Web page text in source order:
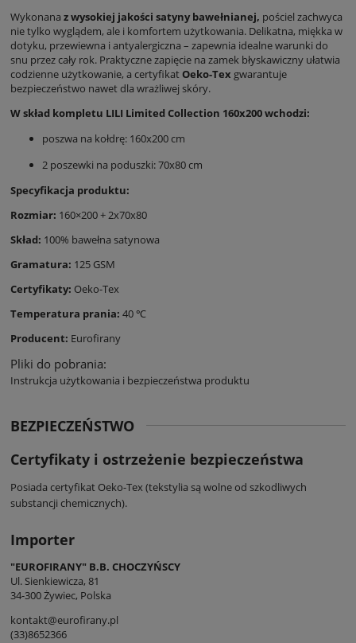
Wykonana z wysokiej jakości satyny bawełnianej, pościel zachwyca
nie tylko wyglądem, ale i komfortem użytkowania. Delikatna, miękka w
dotyku, przewiewna i antyalergiczna – zapewnia idealne warunki do
snu przez cały rok. Praktyczne zapięcie na zamek błyskawiczny ułatwia
codzienne użytkowanie, a certyfikatOeko-Tex gwarantuje
bezpieczeństwo nawet dla wrażliwej skóry.
W skład kompletu LILI Limited Collection 160x200 wchodzi:
poszwa na kołdrę: 160x200 cm
2 poszewki na poduszki: 70x80 cm
Specyfikacja produktu:
Rozmiar: 160×200 + 2x70x80
Skład: 100% bawełna satynowa
Gramatura: 125 GSM
Certyfikaty: Oeko-Tex
Temperatura prania: 40 ℃
Producent: Eurofirany
Pliki do pobrania:
Instrukcja użytkowania i bezpieczeństwa produktu
BEZPIECZEŃSTWO
Certyfikaty i ostrzeżenie bezpieczeństwa
Posiada certyfikat Oeko-Tex (tekstylia są wolne od szkodliwych
substancji chemicznych).
Importer
"EUROFIRANY" B.B. CHOCZYŃSCY
Ul. Sienkiewicza, 81
34-300 Żywiec, Polska
kontakt@eurofirany.pl
(33)8652366